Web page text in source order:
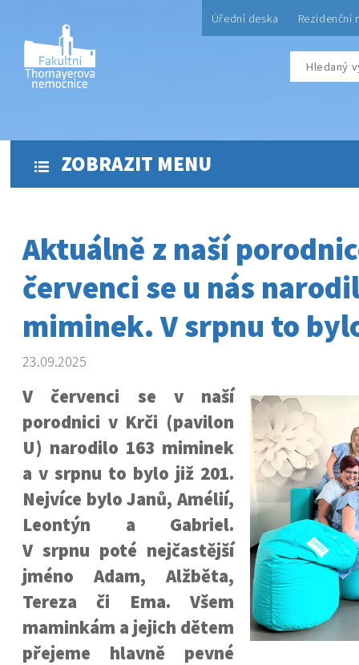
Úřední deska Rezidenční
ZOBRAZIT MENU
Aktuálně z naší
červenci se u nás
miminek. V srpnu to
23.09.2025
V červenci se v naší
porodnici v Krči (pavilon
U) narodilo 163 miminek
a v srpnu to bylo již 201.
Nejvíce bylo Janů, Amélií,
Leontýn a Gabriel.
V srpnu poté nejčastější
jméno Adam, Alžběta,
Tereza či Ema. Všem
maminkám a jejich dětem
přejeme hlavně pevné